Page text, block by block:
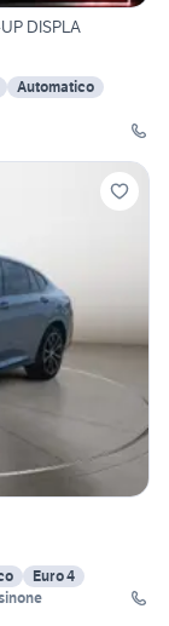
DISPLA
Automatico
Euro 4